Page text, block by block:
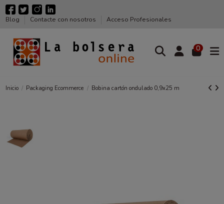
Blog Contacte con nosotros Acceso Profesionales
0
Inicio Packaging Ecommerce Bobina cartón ondulado 0,9x25 m